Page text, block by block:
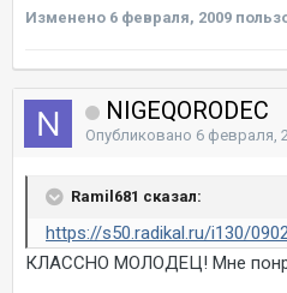
Изменено 6 февраля, 2009
NIGEQORODEC
Опубликовано 6 февраля,
Ramil681 сказал:
https://s50.radikal.ru/i130/
КЛАССНО МОЛОДЕЦ! Мне